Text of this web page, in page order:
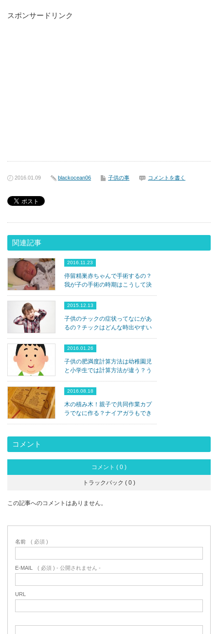
スポンサードリンク
2016.01.09 blackocean06 子供の事 コメントを書く
関連記事
2016.11.23
停留精巣赤ちゃんで手術するの？
我が子の手術の時期はこうして決
2015.12.13
子供のチックの症状ってなにがあ
るの？チックはどんな時出やすい
2016.01.26
子供の肥満度計算方法は幼稚園児
と小学生では計算方法が違う？う
2016.08.18
木の積み木！親子で共同作業カプ
ラでなに作る？ナイアガラもでき
コメント
コメント ( 0 )
トラックバック ( 0 )
この記事へのコメントはありません。
名前 ( 必須 )
E-MAIL ( 必須 ) - 公開されません -
URL